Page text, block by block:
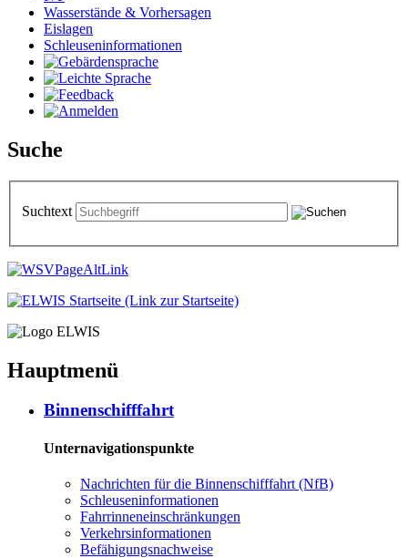
Was­ser­stän­de & Vor­her­sa­gen
Eis­la­gen
Schleu­sen­in­for­ma­tio­nen
Suche
Suchtext
Hauptmenü
Bin­nen­schiff­fahrt
Unternavigationspunkte
Nach­rich­ten für die Bin­nen­schiff­fahrt (NfB)
Schleu­sen­in­for­ma­tio­nen
Fahr­rin­nen­ein­schrän­kun­gen
Ver­kehrs­in­for­ma­tio­nen
Be­fä­hi­gungs­nach­wei­se